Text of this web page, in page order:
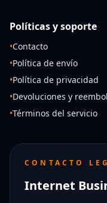
Políticas y soporte
•Contacto
•Política de envío
•Política de privacidad
•Devoluciones y
•Términos del servicio
CONTACTO
Internet